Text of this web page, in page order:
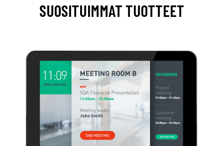
SUOSITUIMMAT TUOTTEET